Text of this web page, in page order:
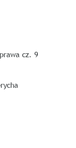
cz. 9